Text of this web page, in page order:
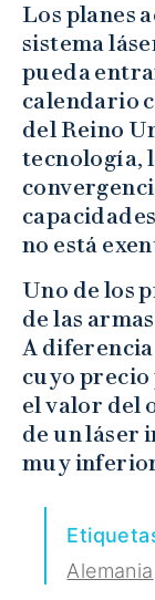
Los planes
sistema
pueda
calendario
del Reino
tecnología,
no está
Uno de los
de las
A
cuyo precio
el valor del
de un láser
muy
Alemania